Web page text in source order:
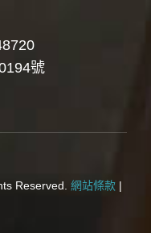
號
Reserved. 網站條款 |